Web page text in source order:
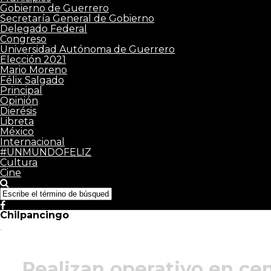
Gobierno de Guerrero
Secretaría General de Gobierno
Delegado Federal
Congreso
Universidad Autónoma de Guerrero
Elección 2021
Mario Moreno
Félix Salgado
Principal
Opinión
Dierésis
Libreta
México
Internacional
#UNMUNDOFELIZ
Cultura
Cine
Chilpancingo